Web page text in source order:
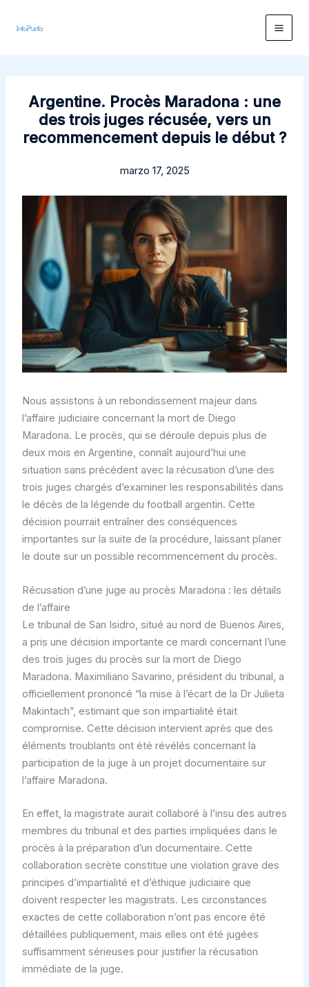
Argentine. Procès Maradona : une
des trois juges récusée, vers un
recommencement depuis le début ?
marzo 17, 2025
Nous assistons à un rebondissement majeur dans
l’affaire judiciaire concernant la mort de Diego
Maradona. Le procès, qui se déroule depuis plus de
deux mois en Argentine, connaît aujourd’hui une
situation sans précédent avec la récusation d’une des
trois juges chargés d’examiner les responsabilités dans
le décès de la légende du football argentin. Cette
décision pourrait entraîner des conséquences
importantes sur la suite de la procédure, laissant planer
le doute sur un possible recommencement du procès.
Récusation d’une juge au procès Maradona : les détails
de l’affaire
Le tribunal de San Isidro, situé au nord de Buenos Aires,
a pris une décision importante ce mardi concernant l’une
des trois juges du procès sur la mort de Diego
Maradona. Maximiliano Savarino, président du tribunal, a
officiellement prononcé “la mise à l’écart de la Dr Julieta
Makintach”, estimant que son impartialité était
compromise. Cette décision intervient après que des
éléments troublants ont été révélés concernant la
participation de la juge à un projet documentaire sur
l’affaire Maradona.
En effet, la magistrate aurait collaboré à l’insu des autres
membres du tribunal et des parties impliquées dans le
procès à la préparation d’un documentaire. Cette
collaboration secrète constitue une violation grave des
principes d’impartialité et d’éthique judiciaire que
doivent respecter les magistrats. Les circonstances
exactes de cette collaboration n’ont pas encore été
détaillées publiquement, mais elles ont été jugées
suffisamment sérieuses pour justifier la récusation
immédiate de la juge.